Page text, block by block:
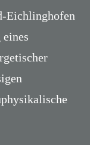
Eichlinghofen